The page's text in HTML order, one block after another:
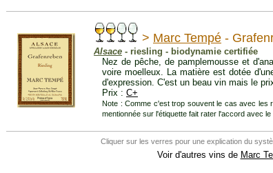
> Marc Tempé -
Alsace - riesling - biodynamie certifiée
Nez de pêche, de pamplemousse et
voire moelleux. La matière est dotée
d'expression. C'est un beau vin mais le
Prix : C+
Note : Comme c'est trop souvent le cas avec les
mentionnée sur l'étiquette fait rater l'accord avec le
Cliquer sur les verres pour une explication du
Voir d'autres vins de Marc